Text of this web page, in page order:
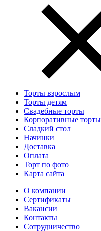
Торты взрослым
Торты детям
Свадебные торты
Корпоративные торты
Сладкий стол
Начинки
Доставка
Оплата
Торт по фото
Карта сайта
О компании
Сертификаты
Вакансии
Контакты
Сотрудничество